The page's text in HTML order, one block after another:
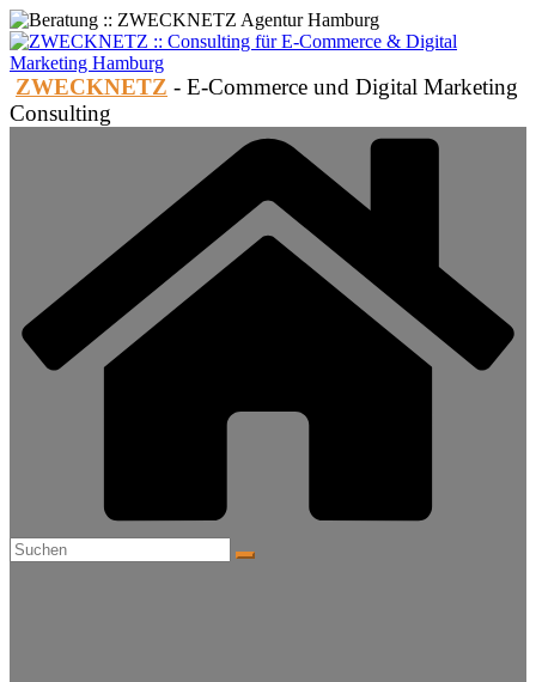
Zum
Inhalt
springen
ZWECKNETZ - E-Commerce und Digital Marketing
Consulting